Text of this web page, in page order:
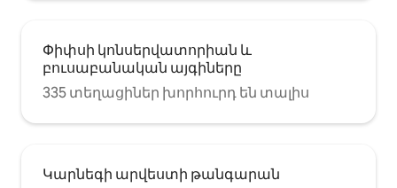
Փիփսի կոնսերվատորիան և
բուսաբանական այգիները
335 տեղացիներ խորհուրդ են տալիս
Կարնեգի արվեստի թանգարան